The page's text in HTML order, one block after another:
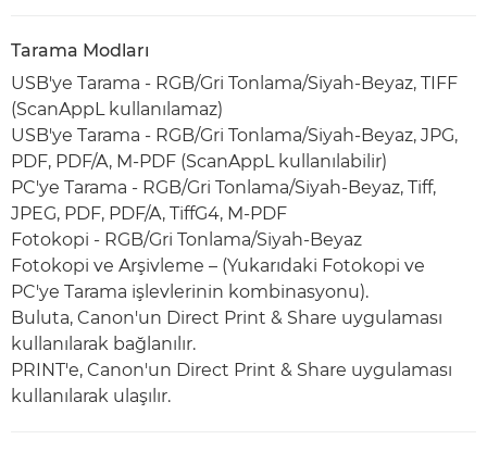
Tarama Modları
USB'ye Tarama - RGB/Gri Tonlama/Siyah-Beyaz, TIFF
(ScanAppL kullanılamaz)
USB'ye Tarama - RGB/Gri Tonlama/Siyah-Beyaz, JPG,
PDF, PDF/A, M-PDF (ScanAppL kullanılabilir)
PC'ye Tarama - RGB/Gri Tonlama/Siyah-Beyaz, Tiff,
JPEG, PDF, PDF/A, TiffG4, M-PDF
Fotokopi - RGB/Gri Tonlama/Siyah-Beyaz
Fotokopi ve Arşivleme – (Yukarıdaki Fotokopi ve
PC'ye Tarama işlevlerinin kombinasyonu).
Buluta, Canon'un Direct Print & Share uygulaması
kullanılarak bağlanılır.
PRINT'e, Canon'un Direct Print & Share uygulaması
kullanılarak ulaşılır.